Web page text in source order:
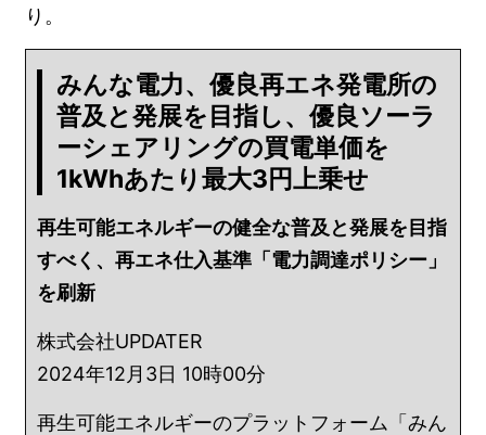
り。
みんな電力、優良再エネ発電所の
普及と発展を目指し、優良ソーラ
ーシェアリングの買電単価を
1kWhあたり最大3円上乗せ
再生可能エネルギーの健全な普及と発展を目指
すべく、再エネ仕入基準「電力調達ポリシー」
を刷新
株式会社UPDATER
2024年12月3日 10時00分
再生可能エネルギーのプラットフォーム「みん